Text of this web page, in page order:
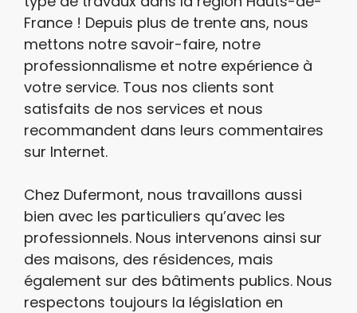
France ! Depuis plus de trente ans, nous
mettons notre savoir-faire, notre
professionnalisme et notre expérience à
votre service. Tous nos clients sont
satisfaits de nos services et nous
recommandent dans leurs commentaires
sur Internet.
Chez Dufermont, nous travaillons aussi
bien avec les particuliers qu’avec les
professionnels. Nous intervenons ainsi sur
des maisons, des résidences, mais
également sur des bâtiments publics. Nous
respectons toujours la législation en